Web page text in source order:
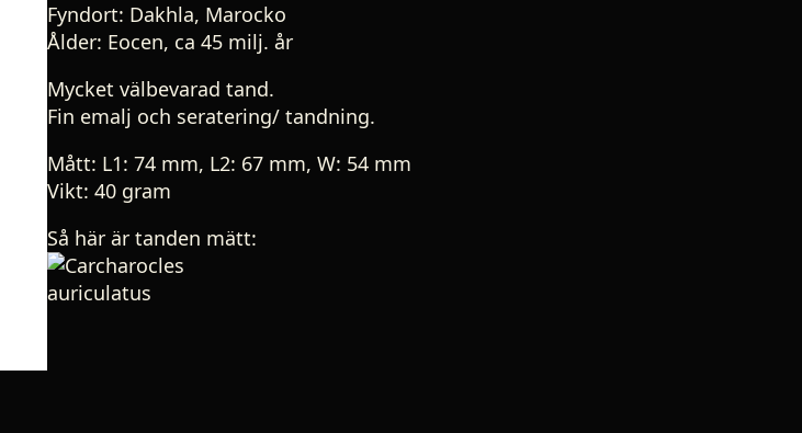
Fyndort: Dakhla, Marocko
Ålder: Eocen, ca 45 milj. år
Mycket välbevarad tand.
Fin emalj och seratering/ tandning.
Mått: L1: 74 mm, L2: 67 mm, W: 54 mm
Vikt: 40 gram
Så här är tanden mätt: